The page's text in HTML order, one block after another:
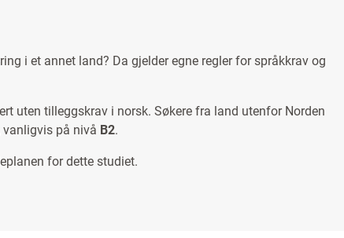
i et annet land? Da gjelder egne regler for språkkrav og
uten tilleggskrav i norsk. Søkere fra land utenfor Norden
vanligvis på nivå B2.
for dette studiet.